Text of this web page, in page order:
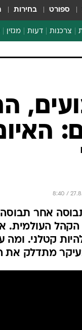
ספורט בחירות
צרכנות
צרכנות פיננסית
דעות מגזין
אחר תבוסה
הקהל העולמית.
קטלני. ומה
מתדלק את